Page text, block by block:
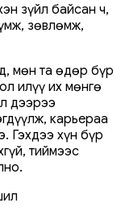
зүйл байсан ч,
зөвлөмж,
мөн та өдөр бүр
илүү их мөнгө
дээрээ
карьераа
Гэхдээ хүн бүр
тиймээс